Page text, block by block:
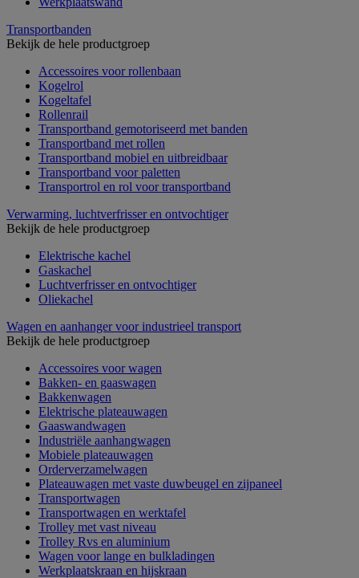
Transportbanden
Bekijk de hele productgroep
Accessoires voor rollenbaan
Kogelrol
Kogeltafel
Rollenrail
Transportband gemotoriseerd met banden
Transportband met rollen
Transportband mobiel en uitbreidbaar
Transportband voor paletten
Transportrol en rol voor transportband
Verwarming, luchtverfrisser en ontvochtiger
Bekijk de hele productgroep
Elektrische kachel
Gaskachel
Luchtverfrisser en ontvochtiger
Oliekachel
Wagen en aanhanger voor industrieel transport
Bekijk de hele productgroep
Accessoires voor wagen
Bakken- en gaaswagen
Bakkenwagen
Elektrische plateauwagen
Gaaswandwagen
Industriële aanhangwagen
Mobiele plateauwagen
Orderverzamelwagen
Plateauwagen met vaste duwbeugel en zijpaneel
Transportwagen
Transportwagen en werktafel
Trolley met vast niveau
Trolley Rvs en aluminium
Wagen voor lange en bulkladingen
Werkplaatskraan en hijskraan